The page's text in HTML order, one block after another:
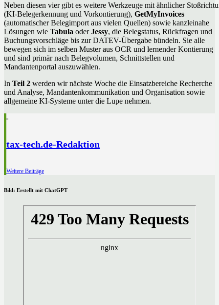
Neben diesen vier gibt es weitere Werkzeuge mit ähnlicher
(KI-Belegerkennung und Vorkontierung), GetMyInvoices
(automatischer Belegimport aus vielen Quellen) sowie kanzleinahe
Lösungen wie Tabula oderJessy, die Belegstatus, Rückfragen und
Buchungsvorschläge bis zur DATEV-Übergabe bündeln. Sie alle
bewegen sich im selben Muster aus OCR und lernender Kontierung
und sind primär nach Belegvolumen, Schnittstellen und
Mandantenportal auszuwählen.
In Teil 2 werden wir nächste Woche die Einsatzbereiche Recherche
und Analyse, Mandantenkommunikation und Organisation sowie
allgemeine KI-Systeme unter die Lupe nehmen.
tax-tech.de-Redaktion
Weitere Beiträge
Bild: Erstellt mit ChatGPT